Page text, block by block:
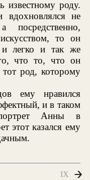
известному роду.
не
посредственно,
то он
и легко и так же
что то, что он
род, которому
ему нравился
и в таком
Анны в
этот казался ему
IX